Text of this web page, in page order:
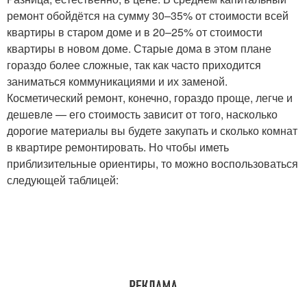
ремонт обойдётся на сумму 30–35% от стоимости всей
квартиры в старом доме и в 20–25% от стоимости
квартиры в новом доме. Старые дома в этом плане
гораздо более сложные, так как часто приходится
заниматься коммуникациями и их заменой.
Косметический ремонт, конечно, гораздо проще, легче и
дешевле — его стоимость зависит от того, насколько
дорогие материалы вы будете закупать и сколько комнат
в квартире ремонтировать. Но чтобы иметь
приблизительные ориентиры, то можно воспользоваться
следующей таблицей: